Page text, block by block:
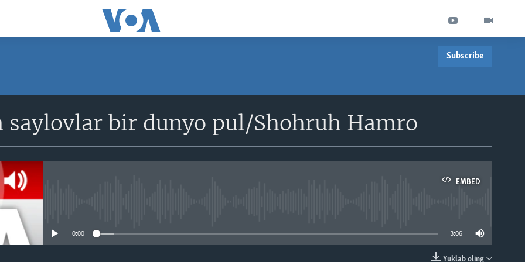
Subscribe
saylovlar bir dunyo pul/Shohruh Hamro
EMBED
0:00 3:06
Yuklab oling